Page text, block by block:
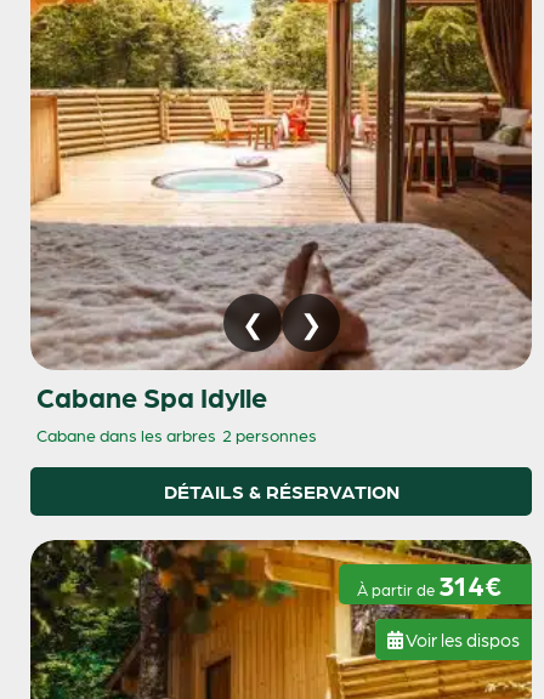
Cabane Spa Idylle
Cabane dans les arbres 2 personnes
DÉTAILS & RÉSERVATION
À partir de 314€
Voir les dispos